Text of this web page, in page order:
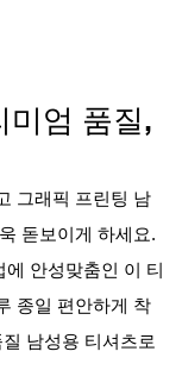
미엄 품질,
그래픽 프린팅 남
돋보이게 하세요.
안성맞춤인 이 티
종일 편안하게 착
남성용 티셔츠로